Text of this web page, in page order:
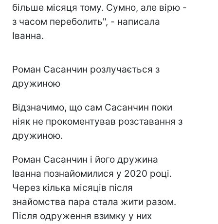
більше місяця тому. Сумно, але вірю -
з часом переболить", - написала
Іванна.
Роман Сасанчин розлучається з
дружиною
Відзначимо, що сам Сасанчин поки
ніяк не прокоментував розставання з
дружиною.
Роман Сасанчин і його дружина
Іванна познайомилися у 2020 році.
Через кілька місяців після
знайомства пара стала жити разом.
Після одруження взимку у них